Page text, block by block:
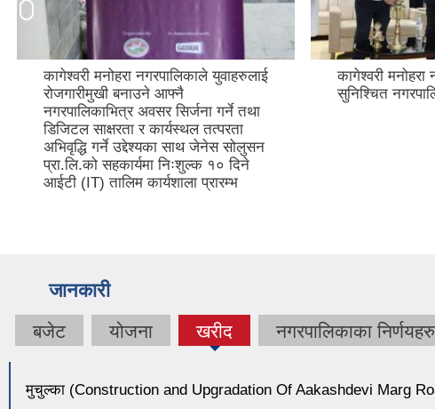
कागेश्वरी मनोहरा नगरपालिकाले युवाहरुलाई
रोजगारीमुखी बनाउने आफ्नै
नगरपालिकाभित्र अवसर सिर्जना गर्ने तथा
डिजिटल साक्षरता र कार्यस्थल तत्परता
अभिवृद्धि गर्ने उद्देश्यका साथ जेनेस सोलुसन
प्रा.लि.को सहकार्यमा निःशुल्क १० दिने
आईटी (IT) तालिम कार्यशाला प्रारम्भ
कागेश्वरी मनोहरा
सुनिश्चित
जानकारी
बजेट योजना खरीद
(active
नगरपालिकाका निर्णयहरु
मुचुल्का (Construction and Upgradation Of Aakashdevi Marg